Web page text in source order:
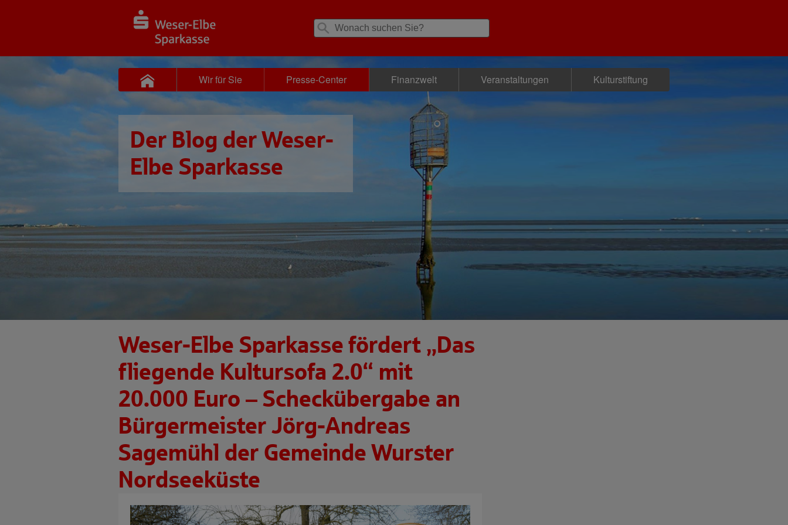
Wir für Sie Presse-Center Finanzwelt Veranstaltungen Kulturstiftung
Der Blog der Weser-
Elbe Sparkasse
Weser-Elbe Sparkasse fördert „Das
fliegende Kultursofa 2.0“ mit
20.000 Euro – Scheckübergabe an
Bürgermeister Jörg-Andreas
Sagemühl der Gemeinde Wurster
Nordseeküste